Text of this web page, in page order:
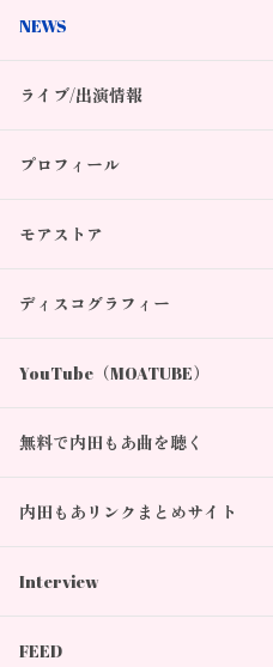
NEWS
ライブ/出演情報
プロフィール
モアストア
ディスコグラフィー
YouTube（MOATUBE）
無料で内田もあ曲を聴く
内田もあリンクまとめサイト
Interview
FEED